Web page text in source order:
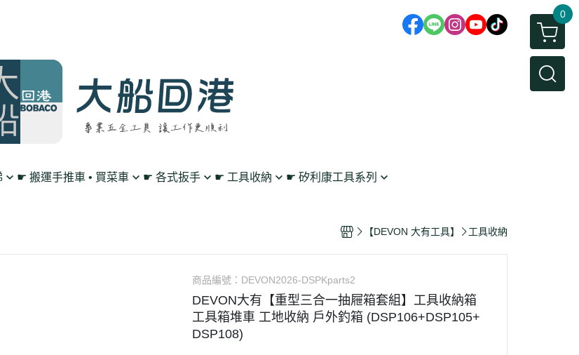
0
☛ 搬運手推車 • 買菜車
L型平板手推車
☛ 各式扳手
搖頭 棘輪扳手
扳手套裝組 • 工具組
六角 • 球型 • 星型扳手
☛ 工具收納
零件收納盤 • 放置架
透明無塵背包
☛ 矽利康工具系列
【DEVON 大有工具】 工具收納
商品編號： DEVON2026-DSPKparts2
DEVON大有【重型三合一抽屜箱套組】工具收納箱
工具箱堆車 工地收納 戶外釣箱 (DSP106+DSP105+
DSP108)